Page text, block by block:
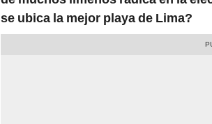
se ubica la mejor playa de Lima?